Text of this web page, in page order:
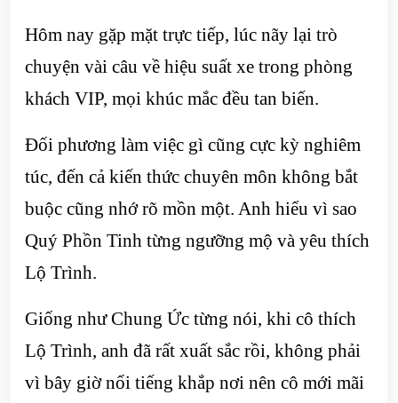
Hôm nay gặp mặt trực tiếp, lúc nãy lại trò
chuyện vài câu về hiệu suất xe trong phòng
khách VIP, mọi khúc mắc đều tan biến.
Đối phương làm việc gì cũng cực kỳ nghiêm
túc, đến cả kiến thức chuyên môn không bắt
buộc cũng nhớ rõ mồn một. Anh hiểu vì sao
Quý Phồn Tinh từng ngưỡng mộ và yêu thích
Lộ Trình.
Giống như Chung Ức từng nói, khi cô thích
Lộ Trình, anh đã rất xuất sắc rồi, không phải
vì bây giờ nổi tiếng khắp nơi nên cô mới mãi